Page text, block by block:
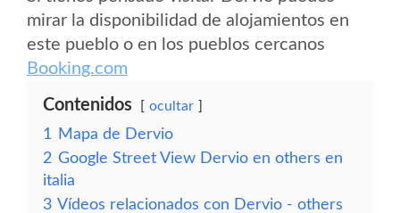
mirar la disponibilidad de alojamientos en
este pueblo o en los pueblos cercanos
Booking.com
Contenidos ocultar
1
Mapa de Dervio
2 Google Street View Dervio en others en
italia
3 Vídeos relacionados con Dervio - others